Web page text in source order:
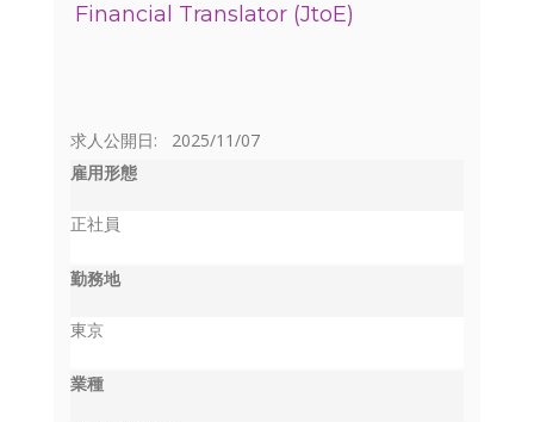
Financial Translator (JtoE)
求人公開日: 2025/11/07
雇用形態
正社員
勤務地
東京
業種